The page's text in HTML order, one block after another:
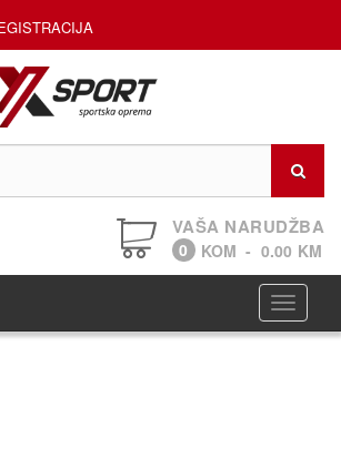
VAŠA NARUDŽBA
0 KOM - 0.00 KM